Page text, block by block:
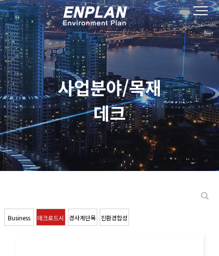
사업분야/목재
데크
Business 데크로드시 경사계단목 친환경합성